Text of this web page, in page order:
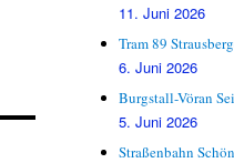
11. Juni 2026
Tram 89
6. Juni 2026
Burgstall-Vöran
5. Juni 2026
Straßenbahn